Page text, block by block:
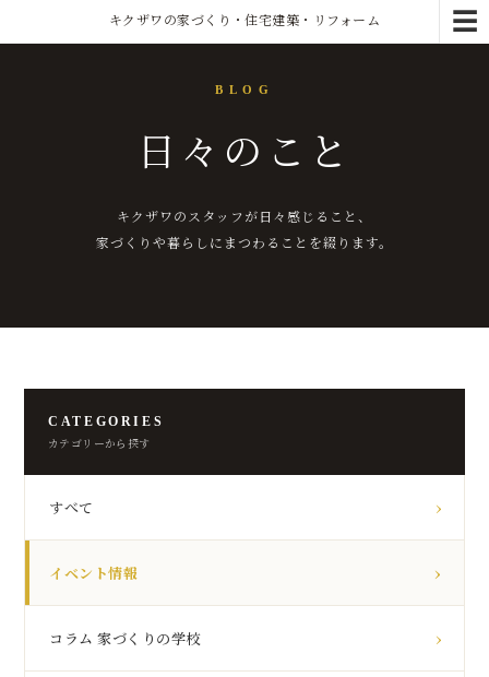
☰
キクザワの家づくり・住宅建築・リフォーム
BLOG
日々のこと
キクザワのスタッフが日々感じること、
家づくりや暮らしにまつわることを綴ります。
CATEGORIES
カテゴリーから探す
すべて
イベント情報
コラム 家づくりの学校